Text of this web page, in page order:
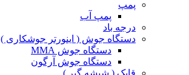
پمپ
پمپ آب
درجه باد
دستگاه جوش ( اینورتر جوشکاری )
دستگاه جوش MMA
دستگاه جوش آرگون
قاپک ( شیشه گیر )